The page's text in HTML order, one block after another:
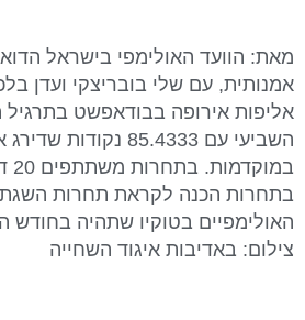
מאת: הוועד האולימפי בישראל
אמנותית, עם שלי בובריצקי ועדן
אליפות אירופה בבודאפשט
השביעי עם 85.4333
בתחרות הכנה לקראת תחרות השגת
האולימפיים בטוקיו שתהיה בחודש
צילום: באדיבות איגוד השחייה